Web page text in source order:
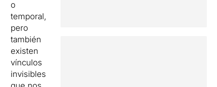
o
temporal,
pero
también
existen
vínculos
invisibles